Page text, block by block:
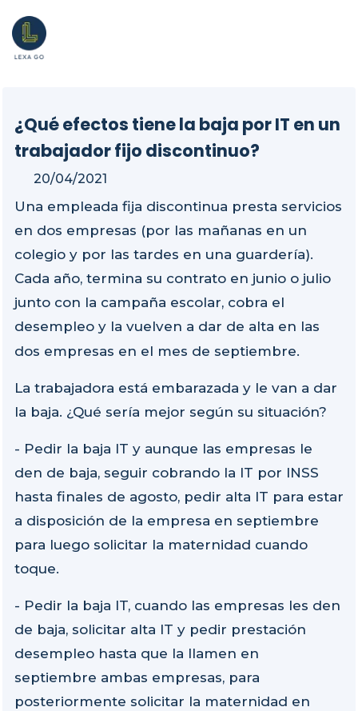
¿Qué efectos tiene la baja por IT en un
trabajador fijo discontinuo?
20/04/2021
Una empleada fija discontinua presta servicios
en dos empresas (por las mañanas en un
colegio y por las tardes en una guardería).
Cada año, termina su contrato en junio o julio
junto con la campaña escolar, cobra el
desempleo y la vuelven a dar de alta en las
dos empresas en el mes de septiembre.
La trabajadora está embarazada y le van a dar
la baja. ¿Qué sería mejor según su situación?
- Pedir la baja IT y aunque las empresas le
den de baja, seguir cobrando la IT por INSS
hasta finales de agosto, pedir alta IT para estar
a disposición de la empresa en septiembre
para luego solicitar la maternidad cuando
toque.
- Pedir la baja IT, cuando las empresas les den
de baja, solicitar alta IT y pedir prestación
desempleo hasta que la llamen en
septiembre ambas empresas, para
posteriormente solicitar la maternidad en